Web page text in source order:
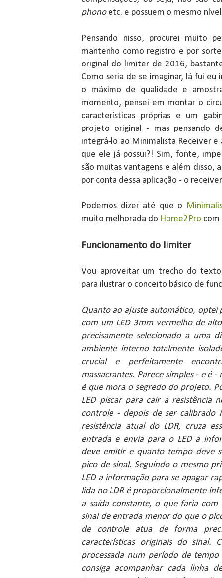
phonoetc. e possuem o mesmo
Pensando nisso, procurei muito
mantenho como registro e por
original do limiter de 2016,
Como seria de se imaginar, lá fui
o máximo de qualidade e
momento, pensei em montar o
características próprias e um
projeto original - mas pensando
integrá-lo ao Minimalista Receiver
que ele já possui?! Sim, fonte,
são muitas vantagens e além disso,
por conta dessa aplicação - o
Podemos dizer até que o
muito melhorada do Home2Pro
Funcionamento do limiter
Vou aproveitar um trecho do
para ilustrar o conceito básico de
Quanto ao ajuste automático, optei
com um LED 3mm vermelho de
precisamente selecionado a uma
ambiente interno totalmente
crucial e perfeitamente
massacrantes. Parece simples - e é
é que mora o segredo do projeto.
LED piscar para cair a resistência
controle - depois de ser calibrado
resistência atual do LDR, cruza
entrada e envia para o LED a
deve emitir e quanto tempo deve
pico de sinal. Seguindo o mesmo
LED a informação para se apagar
lida no LDR é proporcionalmente
a saída constante, o que faria
sinal de entrada menor do que o
de controle atua de forma
características originais do sinal.
processada num período de
consiga acompanhar cada linha